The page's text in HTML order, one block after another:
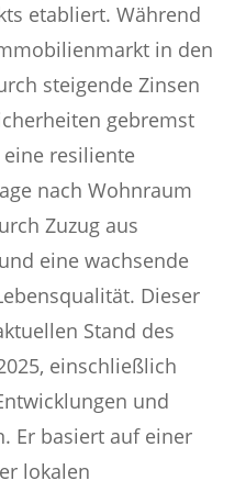
etabliert. Während
in den
steigende Zinsen
gebremst
resiliente
nach Wohnraum
Zuzug aus
eine wachsende
Dieser
Stand des
einschließlich
und
Er basiert auf einer
lokalen